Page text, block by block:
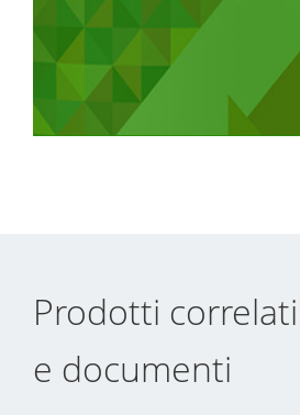
Prodotti correlati
e documenti